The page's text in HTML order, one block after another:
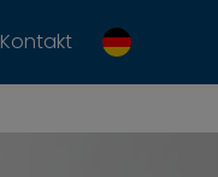
Kontakt